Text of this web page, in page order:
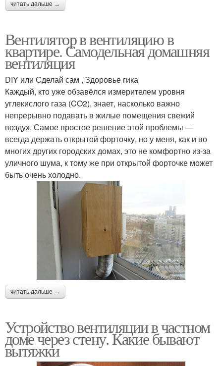
читать дальше →
Вентилятор в вентиляцию в
квартире. Самодельная домашняя
вентиляция
DIY или Сделай сам , Здоровье гика
Каждый, кто уже обзавёлся измерителем уровня
углекислого газа (CO2), знает, насколько важно
непрерывно подавать в жилые помещения свежий
воздух. Самое простое решение этой проблемы —
всегда держать открытой форточку, но у меня, как и во
многих других городских домах, это не комфортно из-за
уличного шума, к тому же при открытой форточке может
быть очень холодно.
читать дальше →
Устройство вентиляции в частном
доме через стену. Какие бывают
вытяжки